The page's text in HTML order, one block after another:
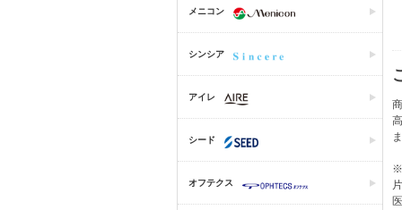
メニコン
シンシア
アイレ
シード
オフテクス
※